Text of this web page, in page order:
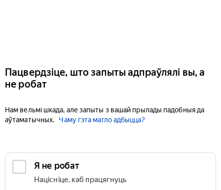
Пацвердзіце, што запыты адпраўлялі вы, а
не робат
Нам вельмі шкада, але запыты з вашай прылады падобныя да
аўтаматычных.
Чаму гэта магло адбыцца?
Я не робат
Націсніце, каб працягнуць